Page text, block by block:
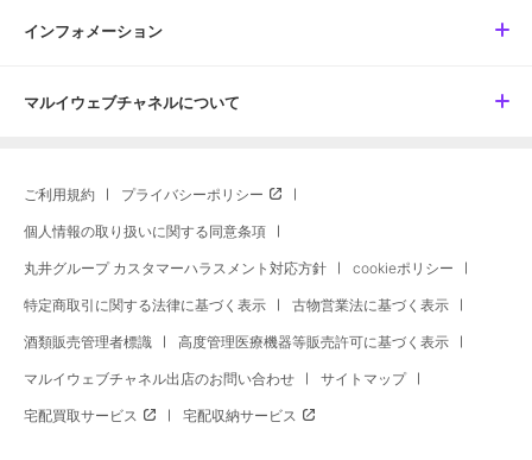
インフォメーション
マルイウェブチャネルについて
ご利用規約 プライバシーポリシー
個人情報の取り扱いに関する同意条項
丸井グループ カスタマーハラスメント対応方針 cookieポリシー
特定商取引に関する法律に基づく表示 古物営業法に基づく表示
酒類販売管理者標識 高度管理医療機器等販売許可に基づく表示
マルイウェブチャネル出店のお問い合わせ サイトマップ
宅配買取サービス 宅配収納サービス